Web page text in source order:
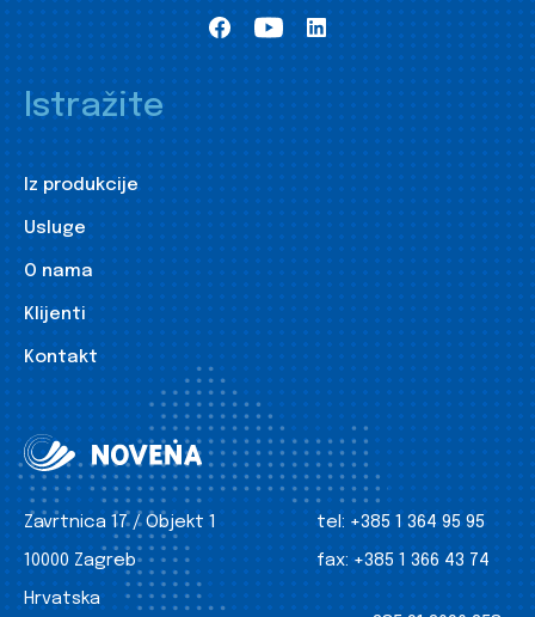
Istražite
Iz produkcije
Usluge
O nama
Klijenti
Kontakt
Zavrtnica 17 / Objekt 1
10000 Zagreb
Hrvatska
tel: +385 1 364 95 95
fax: +385 1 366 43 74